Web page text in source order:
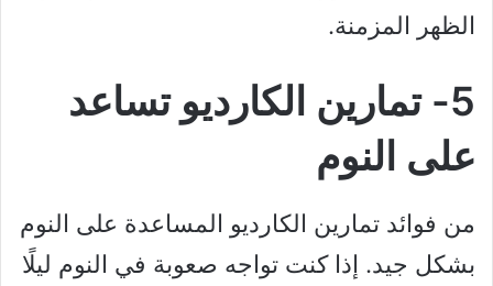
الظهر المزمنة.
5- تمارين الكارديو تساعد
على النوم
من فوائد تمارين الكارديو المساعدة على النوم
بشكل جيد. إذا كنت تواجه صعوبة في النوم ليلًا